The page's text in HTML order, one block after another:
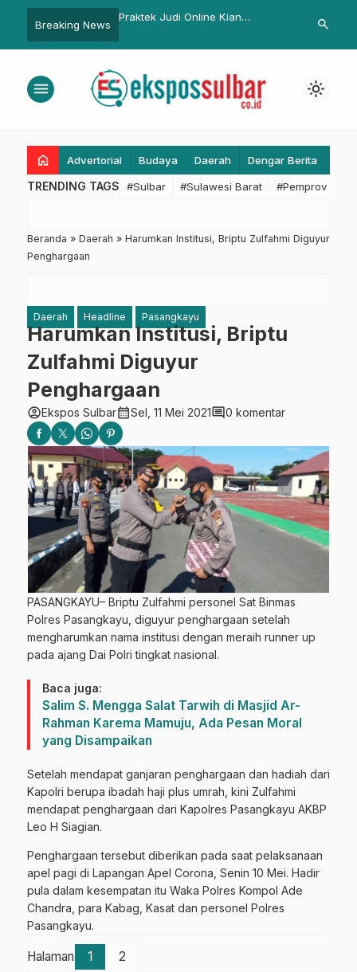
Breaking News
Praktek Judi Online Kian
Kampanye Literasi Digital di
Kafilah
2025,
search
menu light_mode
home Advertorial Budaya Daerah Dengar Berita
TRENDING TAGS #Sulbar #Sulawesi Barat #Pemprov
Beranda » Daerah » Harumkan Institusi, Briptu Zulfahmi Diguyur
Penghargaan
Daerah Headline Pasangkayu
Harumkan Institusi, Briptu
Zulfahmi Diguyur
Penghargaan
account_circleEkspos Sulbarcalendar_monthSel, 11 Mei 2021comment0 komentar
PASANGKAYU– Briptu Zulfahmi personel Sat Binmas
Polres Pasangkayu, diguyur penghargaan setelah
mengharumkan nama institusi dengan meraih runner up
pada ajang Dai Polri tingkat nasional.
Baca juga:
Salim S. Mengga Salat Tarwih di Masjid Ar-
Rahman Karema Mamuju, Ada Pesan Moral
yang Disampaikan
Setelah mendapat ganjaran penghargaan dan hadiah dari
Kapolri berupa ibadah haji plus umrah, kini Zulfahmi
mendapat penghargaan dari Kapolres Pasangkayu AKBP
Leo H Siagian.
Penghargaan tersebut diberikan pada saat pelaksanaan
apel pagi di Lapangan Apel Corona, Senin 10 Mei. Hadir
pula dalam kesempatan itu Waka Polres Kompol Ade
Chandra, para Kabag, Kasat dan personel Polres
Pasangkayu.
Halaman 1 2